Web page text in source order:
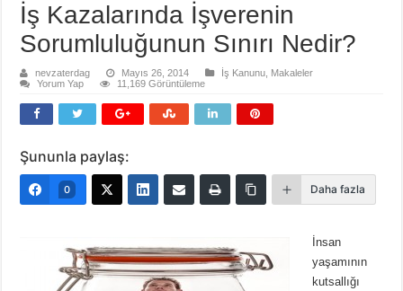
İş Kazalarında İşverenin
Sorumluluğunun Sınırı Nedir?
nevzaterdag Mayıs 26, 2014 İş Kanunu Makaleler
Yorum Yap
11,169 Görüntüleme
Şununla paylaş:
0 Daha fazla
İnsan
yaşamının
kutsallığı